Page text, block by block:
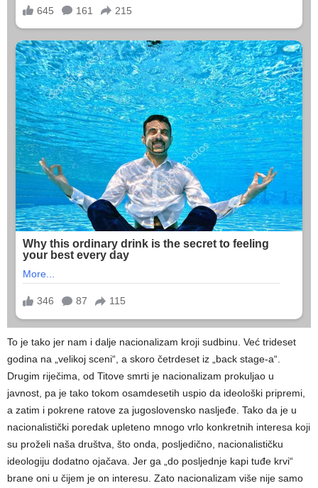
To je tako jer nam i dalje nacionalizam kroji sudbinu. Već trideset
godina na „velikoj sceni“, a skoro četrdeset iz „back stage-a“.
Drugim riječima, od Titove smrti je nacionalizam prokuljao u
javnost, pa je tako tokom osamdesetih uspio da ideološki pripremi,
a zatim i pokrene ratove za jugoslovensko nasljeđe. Tako da je u
nacionalistički poredak upleteno mnogo vrlo konkretnih interesa koji
su proželi naša društva, što onda, posljedično, nacionalističku
ideologiju dodatno ojačava. Jer ga „do posljednje kapi tuđe krvi“
brane oni u čijem je on interesu. Zato nacionalizam više nije samo